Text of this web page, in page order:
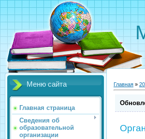
Меню сайта
Главная страница
Сведения об
образовательной
организации
Главная »